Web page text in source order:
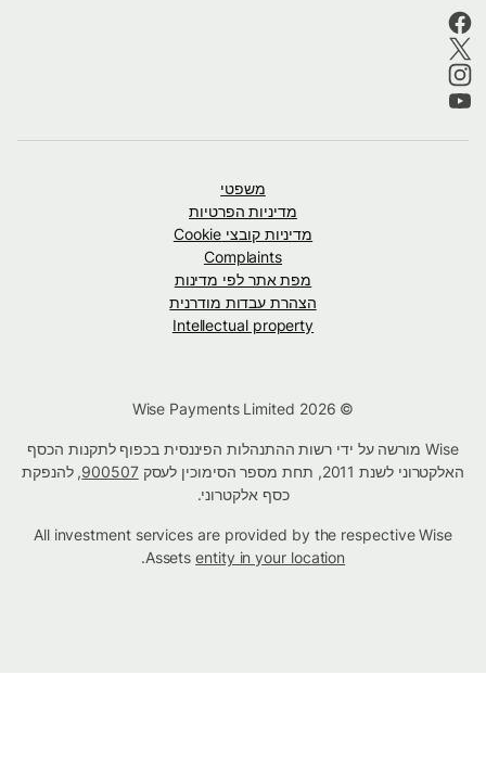
משפטי
מדיניות הפרטיות
מדיניות קובצי Cookie
Complaints
מפת אתר לפי מדינות
הצהרת עבדות מודרנית
Intellectual property
Wise מורשה על ידי רשות ההתנהלות הפיננסית בכפוף לתקנות הכסף
האלקטרוני לשנת 2011, תחת מספר הסימוכין לעסק
900507, להנפקת
כסף אלקטרוני.
All investment services are provided by the respective Wise
Assetsentity in your location
.